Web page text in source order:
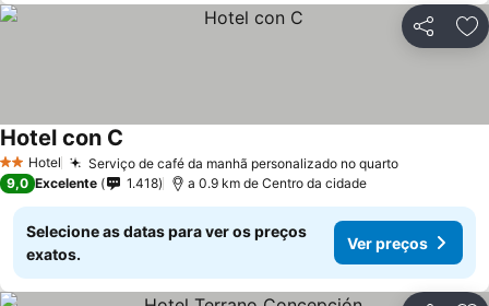
Partilhar
2 Estrelas
Hotel Serviço de café da manhã personalizado no quartoVer preços
Hotel con C
9,0 Excelente 1.418 a 0.9 km de Centro da cidade
Selecione as datas para ver os preços
exatos.
Ver preços